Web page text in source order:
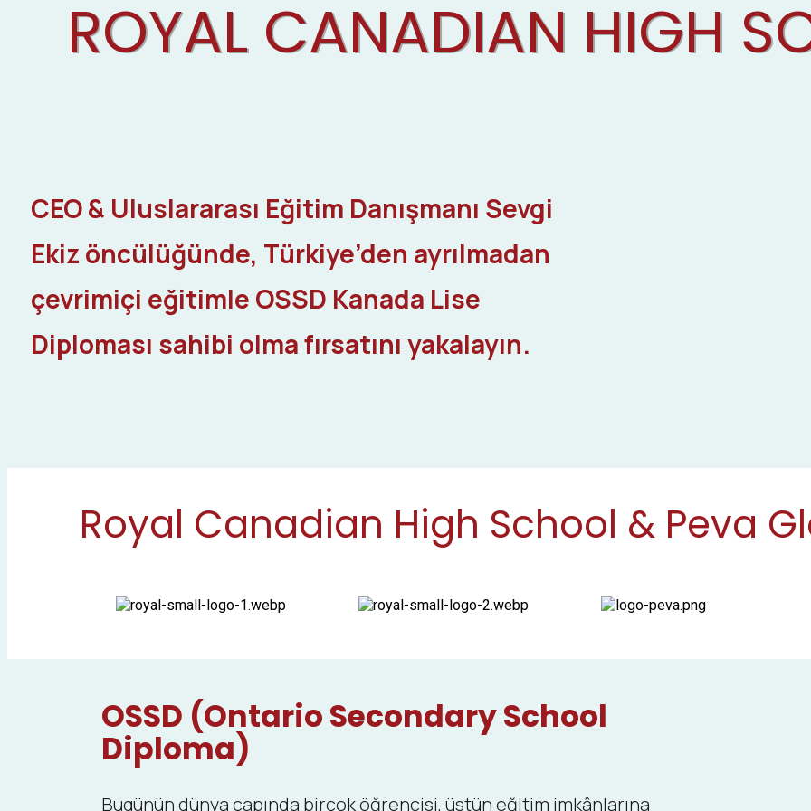
ROYAL CANADIAN HIGH
CEO & Uluslararası Eğitim Danışmanı Sevgi
Ekiz öncülüğünde, Türkiye’den ayrılmadan
çevrimiçi eğitimle OSSD Kanada Lise
Diploması sahibi olma fırsatını yakalayın.
Royal Canadian High School & Peva
OSSD (Ontario Secondary School
Diploma)
Bugünün dünya çapında birçok öğrencisi, üstün eğitim imkânlarına